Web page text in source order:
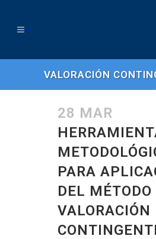
VALORACIÓN
28 MAR
PARA
DEL MÉTODO
VALORACIÓN